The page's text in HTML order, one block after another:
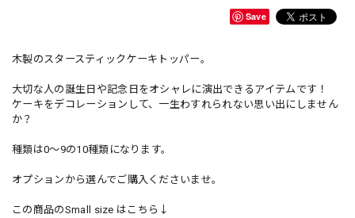
Save
木製のスタースティックケーキトッパー。
大切な人の誕生日や記念日をオシャレに演出できるアイテムです！
ケーキをデコレーションして、一生わすれられない思い出にしません
か？
種類は0〜9の10種類になります。
オプションから選んでご購入くださいませ。
この商品のSmall size はこちら↓